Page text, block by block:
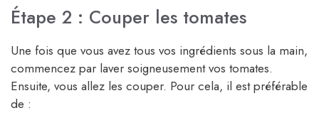
Étape 2 : Couper les tomates
Une fois que vous avez tous vos ingrédients sous la main,
commencez par laver soigneusement vos tomates.
Ensuite, vous allez les couper. Pour cela, il est préférable
de :